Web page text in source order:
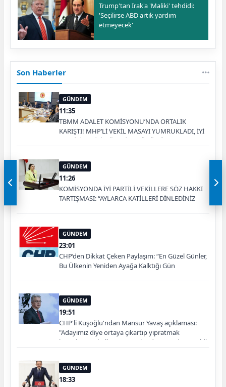
Trump'tan Irak'a 'Maliki' tehdidi:
'Seçilirse ABD artık yardım
etmeyecek'
Son Haberler
GÜNDEM
11:35
TBMM ADALET KOMİSYONU’NDA ORTALIK
KARIŞTI! MHP’Lİ VEKİL MASAYI YUMRUKLADI, İYİ
PARTİLİ VEKİLİN ÜZERİNE YÜRÜDÜ
GÜNDEM
11:26
KOMİSYONDA İYİ PARTİLİ VEKİLLERE SÖZ HAKKI
TARTIŞMASI: “AYLARCA KATİLLERİ DİNLEDİNİZ
GÜNDEM
23:01
CHP’den Dikkat Çeken Paylaşım: “En Güzel Günler,
Bu Ülkenin Yeniden Ayağa Kalktığı Gün
GÜNDEM
19:51
CHP'li Kuşoğlu'ndan Mansur Yavaş açıklaması:
"Adayımız diye ortaya çıkartıp yıpratmak
istemiyoruz, halkın teveccühü devam ederse tabii
GÜNDEM
18:33